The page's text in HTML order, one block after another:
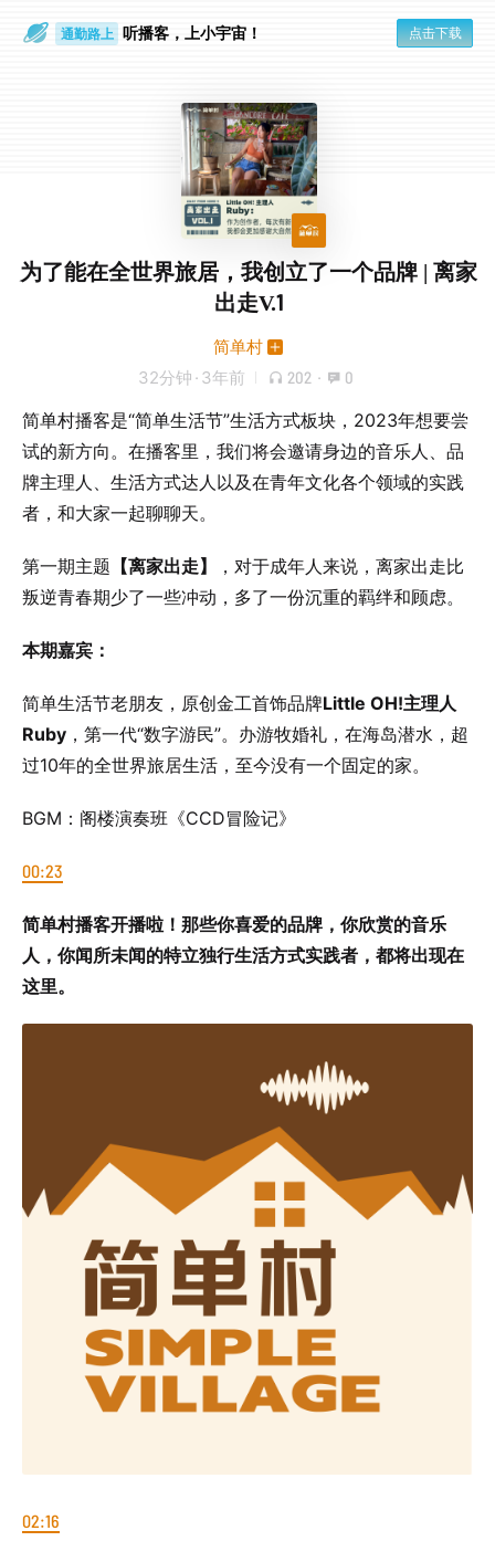
通勤路上 听播客，上小宇宙！ 点击下载
为了能在全世界旅居，我创立了一个品牌 | 离家
出走V.1
简单村
32分钟 · 3年前 202 · 0
简单村播客是“简单生活节”生活方式板块，2023年想要尝
试的新方向。在播客里，我们将会邀请身边的音乐人、品
牌主理人、生活方式达人以及在青年文化各个领域的实践
者，和大家一起聊聊天。
第一期主题 【离家出走】
，对于成年人来说，离家出走比
叛逆青春期少了一些冲动，多了一份沉重的羁绊和顾虑。
本期嘉宾：
简单生活节老朋友，原创金工首饰品牌Little OH!主理人
Ruby ，第一代“数字游民”。办游牧婚礼，在海岛潜水，超
过10年的全世界旅居生活，至今没有一个固定的家。
BGM：阁楼演奏班《CCD冒险记》
00:23
简单村播客开播啦！那些你喜爱的品牌，你欣赏的音乐
人，你闻所未闻的特立独行生活方式实践者，都将出现在
这里。
02:16